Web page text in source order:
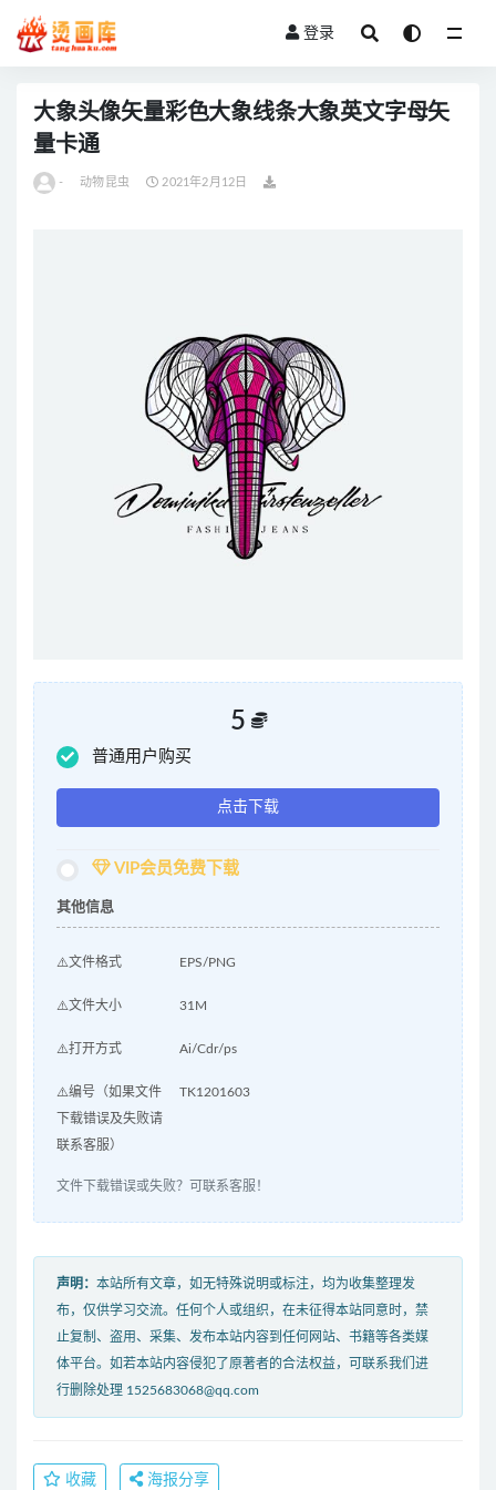
登录
大象头像矢量彩色大象线条大象英文字母矢
量卡通
- 动物昆虫 2021年2月12日
5
普通用户购买
点击下载
VIP会员免费下载
其他信息
⚠️文件格式 EPS/PNG
⚠️文件大小 31M
⚠️打开方式 Ai/Cdr/ps
⚠️编号（如果文件
下载错误及失败请
联系客服）
TK1201603
文件下载错误或失败？可联系客服！
声明： 本站所有文章，如无特殊说明或标注，均为收集整理发
布，仅供学习交流。任何个人或组织，在未征得本站同意时，禁
止复制、盗用、采集、发布本站内容到任何网站、书籍等各类媒
体平台。如若本站内容侵犯了原著者的合法权益，可联系我们进
行删除处理 1525683068@qq.com
收藏 海报分享